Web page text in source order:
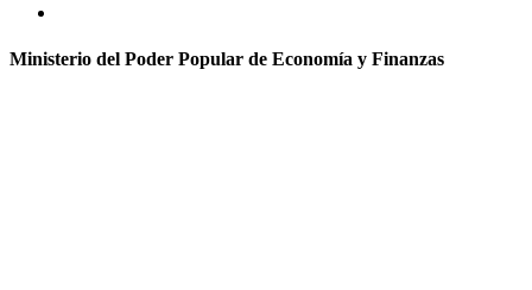
Ministerio del Poder Popular de Economía y Finanzas